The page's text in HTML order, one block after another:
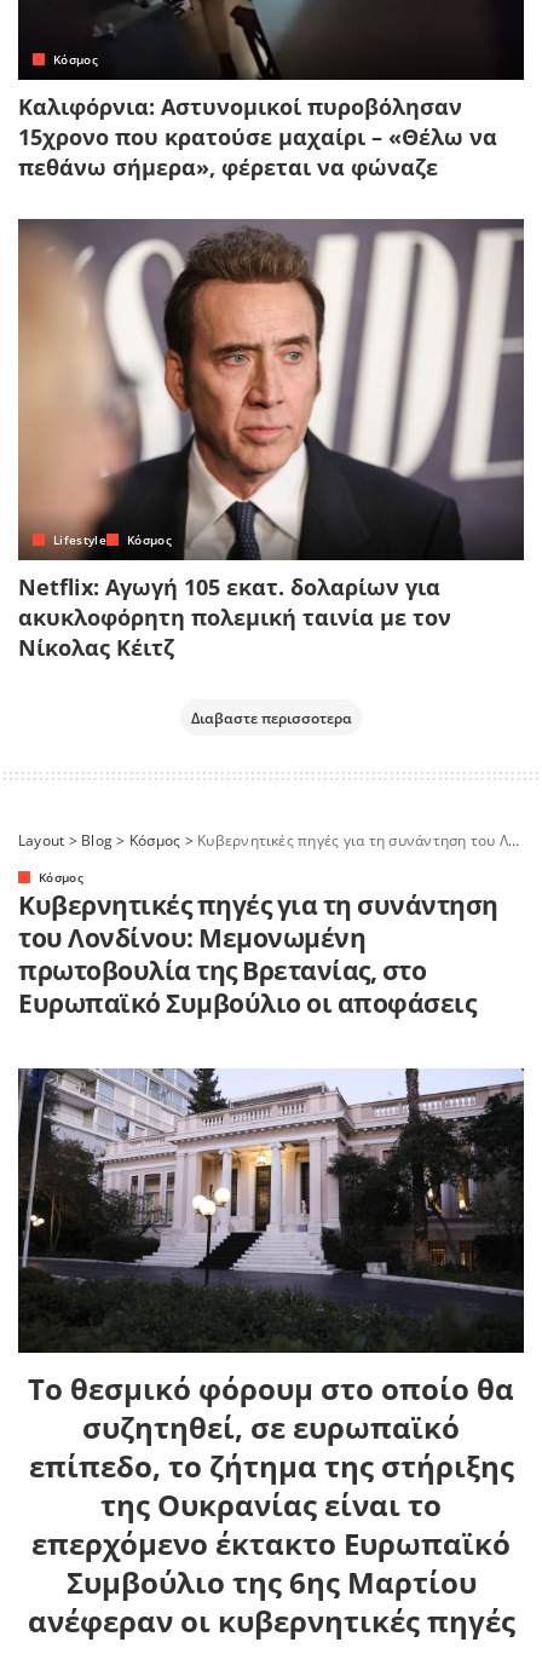
Κόσμος
Καλιφόρνια: Αστυνομικοί πυροβόλησαν
15χρονο που κρατούσε μαχαίρι – «Θέλω να
πεθάνω σήμερα», φέρεται να φώναζε
Lifestyle Κόσμος
Netflix: Αγωγή 105 εκατ. δολαρίων για
ακυκλοφόρητη πολεμική ταινία με τον
Νίκολας Κέιτζ
Διαβαστε περισσοτερα
Layout > Blog> Κόσμος > Κυβερνητικές πηγές για τη συνάντηση του Λονδίνου: Μεμονωμένη πρωτοβουλία της Βρετανίας, στο Ευρωπαϊκό Συμβούλιο οι αποφάσεις
Κόσμος
Κυβερνητικές πηγές για τη συνάντηση
του Λονδίνου: Μεμονωμένη
πρωτοβουλία της Βρετανίας, στο
Ευρωπαϊκό Συμβούλιο οι αποφάσεις
Το θεσμικό φόρουμ στο οποίο θα
συζητηθεί, σε ευρωπαϊκό
επίπεδο, το ζήτημα της στήριξης
της Ουκρανίας είναι το
επερχόμενο έκτακτο Ευρωπαϊκό
Συμβούλιο της 6ης Μαρτίου
ανέφεραν οι κυβερνητικές πηγές